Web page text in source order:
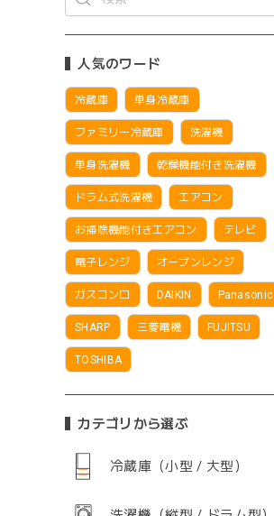
人気のワード
冷蔵庫 単身冷蔵庫
ファミリー冷蔵庫 洗濯機
単身洗濯機 乾燥機能付き洗濯機
ドラム式洗濯機 エアコン
お掃除機能付きエアコン テレビ
電子レンジ オーブンレンジ
ガスコンロ DAIKIN Panasonic
SHARP 三菱電機 FUJITSU
TOSHIBA
カテゴリから選ぶ
冷蔵庫（小型 / 大型）